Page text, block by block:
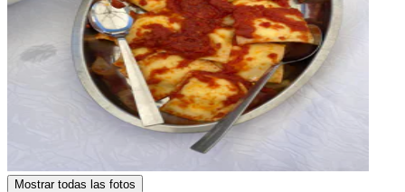
Mostrar todas las fotos